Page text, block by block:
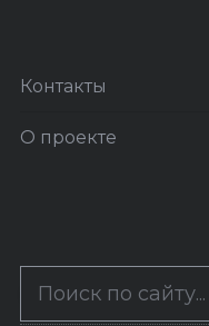
Контакты
О проекте
По авторам